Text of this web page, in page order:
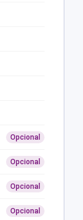
Opcional
Opcional
Opcional
Opcional